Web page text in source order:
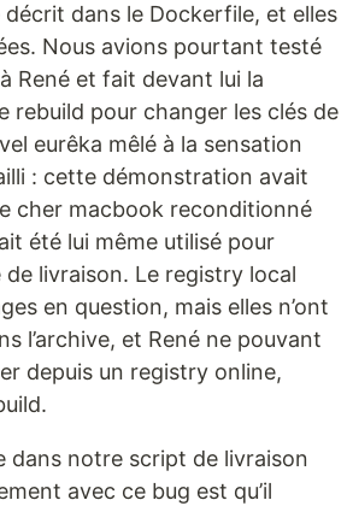
dans le Dockerfile, et elles
Nous avions pourtant testé
René et fait devant lui la
rebuild pour changer les clés de
eurêka mêlé à la sensation
: cette démonstration avait
cher macbook reconditionné
été lui même utilisé pour
de livraison. Le registry local
en question, mais elles n’ont
l’archive, et René ne pouvant
depuis un registry online,
dans notre script de livraison
avec ce bug est qu’il